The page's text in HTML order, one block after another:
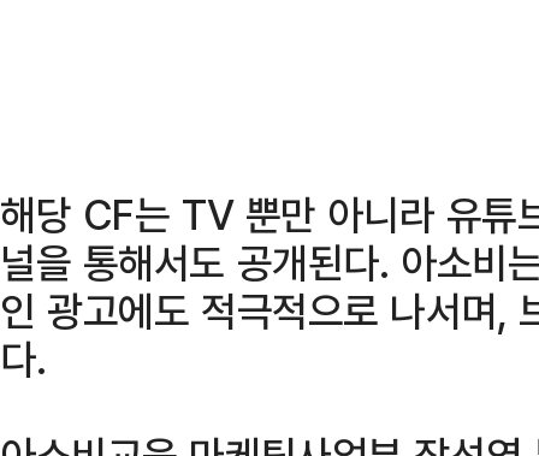
해당 CF는 TV 뿐만 아니라 유튜
널을 통해서도 공개된다. 아소비
인 광고에도 적극적으로 나서며,
다.